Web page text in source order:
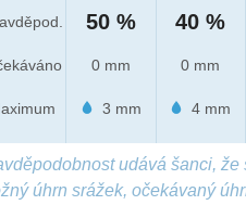
50 %
0 mm
3 mm
40 %
0 mm
4 mm
udává šanci,
úhrn srážek, očekávaný